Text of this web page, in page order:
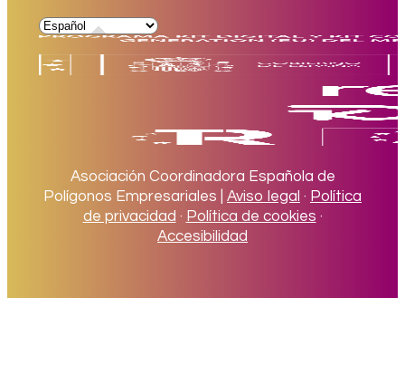
Asociación Coordinadora Española de
Polígonos Empresariales | Aviso legal · Política
de privacidad · Política de cookies ·
Accesibilidad